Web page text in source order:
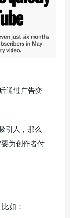
通过广告变
引人，那么
为创作者付
如：